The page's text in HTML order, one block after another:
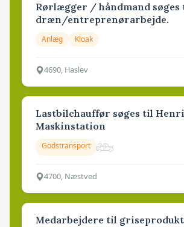
Rørlægger / håndmand søges
dræn/entreprenørarbejde.
Anlæg Kloak
4690, Haslev
Lastbilchauffør søges til
Maskinstation
Godstransport
4700, Næstved
Medarbejdere til